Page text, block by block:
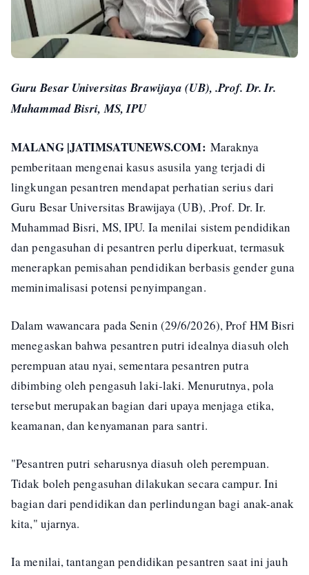
Guru Besar Universitas Brawijaya (UB), .Prof. Dr. Ir.
Muhammad Bisri, MS, IPU
MALANG |JATIMSATUNEWS.COM: Maraknya
pemberitaan mengenai kasus asusila yang terjadi di
lingkungan pesantren mendapat perhatian serius dari
Guru Besar Universitas Brawijaya (UB), .Prof. Dr. Ir.
Muhammad Bisri, MS, IPU. Ia menilai sistem pendidikan
dan pengasuhan di pesantren perlu diperkuat, termasuk
menerapkan pemisahan pendidikan berbasis gender guna
meminimalisasi potensi penyimpangan.
Dalam wawancara pada Senin (29/6/2026), Prof HM Bisri
menegaskan bahwa pesantren putri idealnya diasuh oleh
perempuan atau nyai, sementara pesantren putra
dibimbing oleh pengasuh laki-laki. Menurutnya, pola
tersebut merupakan bagian dari upaya menjaga etika,
keamanan, dan kenyamanan para santri.
"Pesantren putri seharusnya diasuh oleh perempuan.
Tidak boleh pengasuhan dilakukan secara campur. Ini
bagian dari pendidikan dan perlindungan bagi anak-anak
kita," ujarnya.
Ia menilai, tantangan pendidikan pesantren saat ini jauh